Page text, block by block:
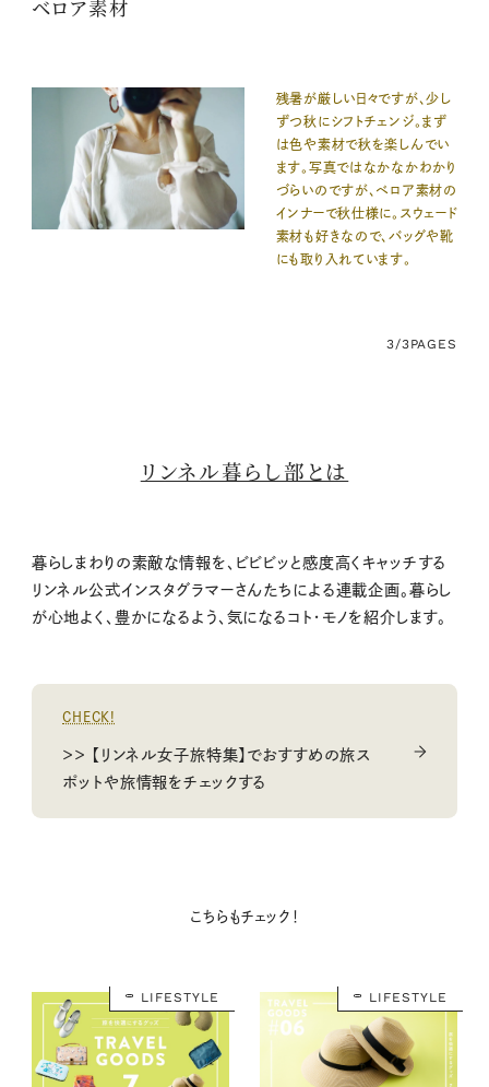
ベロア素材
残暑が厳しい日々ですが、少し
ずつ秋にシフトチェンジ。まず
は色や素材で秋を楽しんでい
ます。写真ではなかなかわかり
づらいのですが、ベロア素材の
インナーで秋仕様に。スウェード
素材も好きなので、バッグや靴
にも取り入れています。
3/3PAGES
リンネル暮らし部とは
暮らしまわりの素敵な情報を、ビビビッと感度高くキャッチする
リンネル公式インスタグラマーさんたちによる連載企画。暮らし
が心地よく、豊かになるよう、気になるコト・モノを紹介します。
CHECK!
＞＞ 【リンネル女子旅特集】でおすすめの旅ス
ポットや旅情報をチェックする
こちらもチェック！
LIFESTYLE LIFESTYLE